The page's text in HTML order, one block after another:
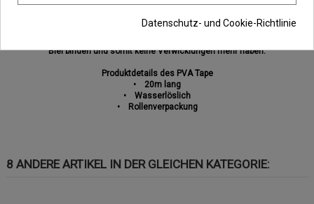
um PVA Säcke zu verschließen!
Eine wasserlösliches Tape ist auch bestens geeignet um Schnurwickler an
Blei binden und somit keine Verwicklungen mehr haben.
Produktdetails des PVA Tape
• 20m lang
• Wasserlöslich
• Rollenverpackung
8 ANDERE ARTIKEL IN DER GLEICHEN KATEGORIE:
Datenschutz- und Cookie-Richtlinie